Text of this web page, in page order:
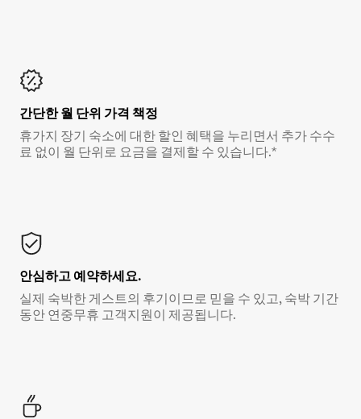
간단한 월 단위 가격 책정
휴가지 장기 숙소에 대한 할인 혜택을 누리면서 추가 수수
료 없이 월 단위로 요금을 결제할 수 있습니다.*
안심하고 예약하세요.
실제 숙박한 게스트의 후기이므로 믿을 수 있고, 숙박 기간
동안 연중무휴 고객지원이 제공됩니다.